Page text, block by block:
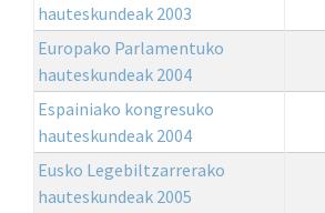
hauteskundeak 2003
Europako Parlamentuko
hauteskundeak 2004
Espainiako kongresuko
hauteskundeak 2004
Eusko Legebiltzarrerako
hauteskundeak 2005